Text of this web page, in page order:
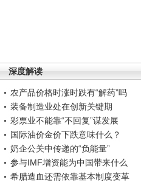
深度解读
农产品价格时涨时跌有“解药”吗
装备制造业处在创新关键期
彩票业不能靠“不回复”谋发展
国际油价金价下跌意味什么？
奶企公关中传递的“负能量”
参与IMF增资能为中国带来什么
希腊造血还需依靠基本制度变革